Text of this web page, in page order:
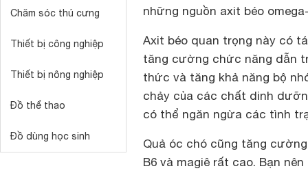
Chăm sóc thú cưng
Thiết bị công nghiệp
Thiết bị nông nghiệp
Đồ thể thao
Đồ dùng học sinh
những nguồn axit béo
Axit béo quan trọng này có
tăng cường chức năng dẫn
thức và tăng khả năng bộ
chảy của các chất dinh
có thể ngăn ngừa các tình
Quả óc chó cũng tăng
B6 và magiê rất cao. Bạn